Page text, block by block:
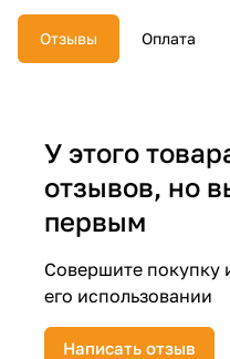
Отзывы Оплата
У этого
отзывов, но
первым
Совершите покупку
его использовании
Написать отзыв